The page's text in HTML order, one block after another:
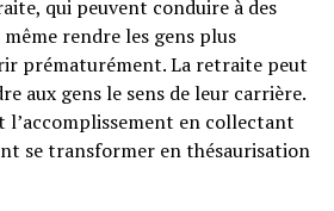
qui peuvent conduire à des
rendre les gens plus
prématurément. La retraite peut
aux gens le sens de leur carrière.
l’accomplissement en collectant
se transformer en thésaurisation